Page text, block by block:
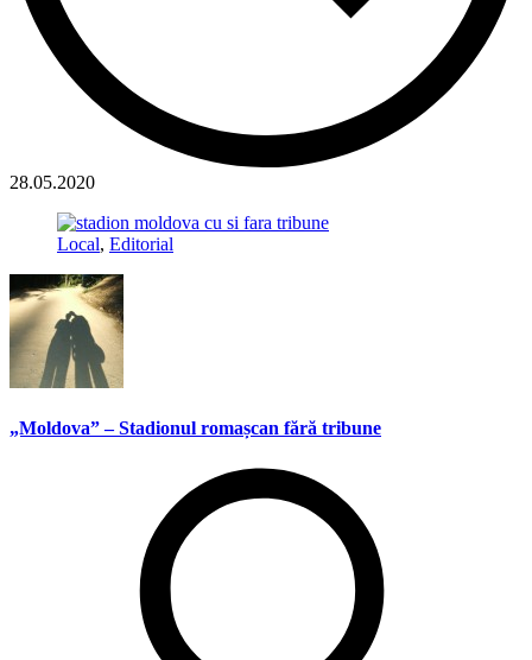
28.05.2020
Local, Editorial
„Moldova” – Stadionul romașcan fără tribune